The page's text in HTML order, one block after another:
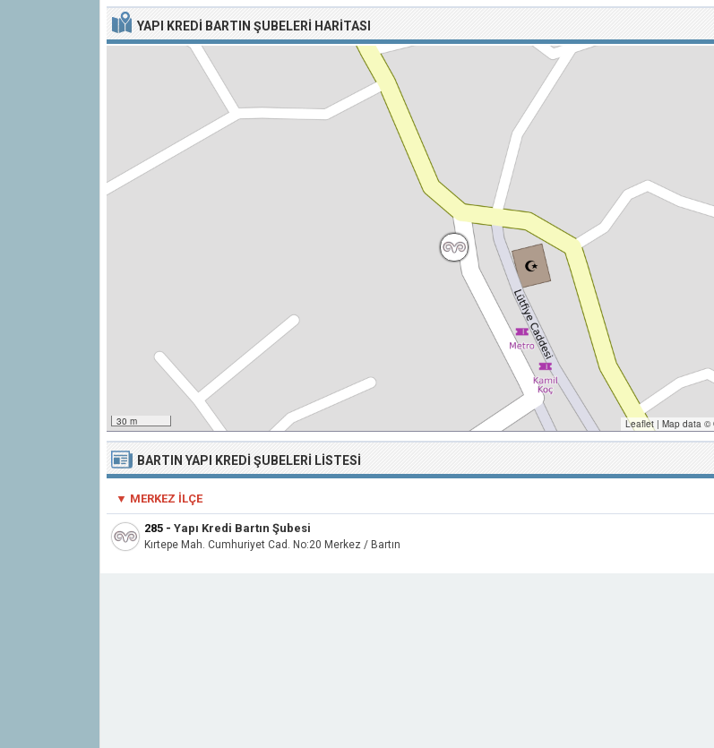
YAPI KREDI BARTIN ŞUBELERI HARITASI
30 m Leaflet | Map data ©
BARTIN YAPI KREDI ŞUBELERI LISTESI
▼ MERKEZ İLÇE
285 - Yapı Kredi Bartın Şubesi
Kırtepe Mah. Cumhuriyet Cad. No:20 Merkez / Bartın